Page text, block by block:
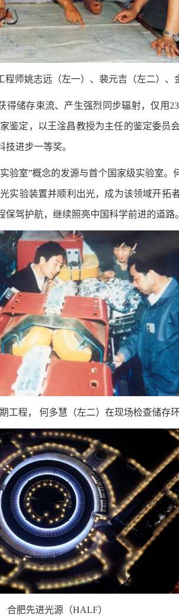
师姚志远（左一）、裴元吉（左二）
得储存束流、产生强烈同步辐射，仅
鉴定，以王淦昌教授为主任的鉴定委
进步一等奖。
验室”概念的发源与首个国家级实验室
实验装置并顺利出光，成为该领域开拓
驾护航，继续照亮中国科学前进的道路
工程， 何多慧（左二）在现场检查储存
合肥先进光源（HALF）